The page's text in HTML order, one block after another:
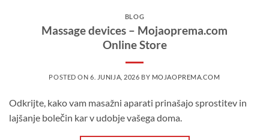
BLOG
Massage devices – Mojaoprema.com
Online Store
POSTED ON6. JUNIJA, 2026 BY MOJAOPREMA.COM
Odkrijte, kako vam masažni aparati prinašajo sprostitev in
lajšanje bolečin kar v udobje vašega doma.